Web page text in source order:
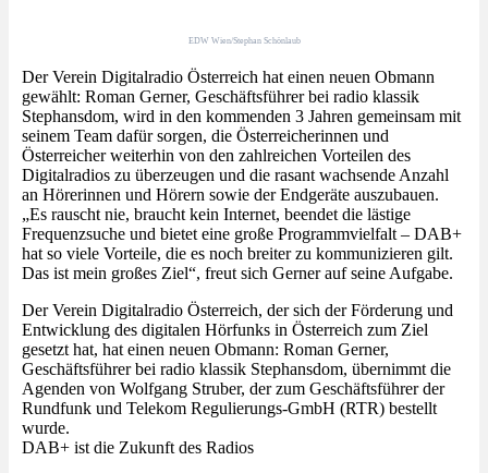
EDW Wien/Stephan Schönlaub
Der Verein Digitalradio Österreich hat einen neuen Obmann
gewählt: Roman Gerner, Geschäftsführer bei radio klassik
Stephansdom, wird in den kommenden 3 Jahren gemeinsam mit
seinem Team dafür sorgen, die Österreicherinnen und
Österreicher weiterhin von den zahlreichen Vorteilen des
Digitalradios zu überzeugen und die rasant wachsende Anzahl
an Hörerinnen und Hörern sowie der Endgeräte auszubauen.
„Es rauscht nie, braucht kein Internet, beendet die lästige
Frequenzsuche und bietet eine große Programmvielfalt – DAB+
hat so viele Vorteile, die es noch breiter zu kommunizieren gilt.
Das ist mein großes Ziel“, freut sich Gerner auf seine Aufgabe.
Der Verein Digitalradio Österreich, der sich der Förderung und
Entwicklung des digitalen Hörfunks in Österreich zum Ziel
gesetzt hat, hat einen neuen Obmann: Roman Gerner,
Geschäftsführer bei radio klassik Stephansdom, übernimmt die
Agenden von Wolfgang Struber, der zum Geschäftsführer der
Rundfunk und Telekom Regulierungs-GmbH (RTR) bestellt
wurde.
DAB+ ist die Zukunft des Radios